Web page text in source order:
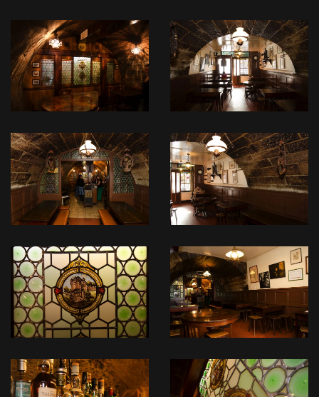
READ
MORE
READ
MORE
READ
MORE
READ
MORE
READ
MORE
READ
MORE
READ READ